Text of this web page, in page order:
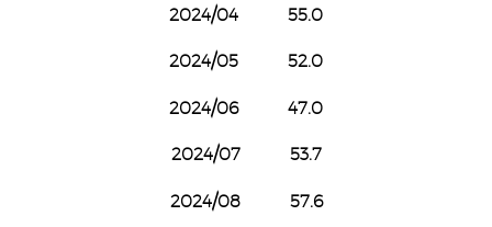
2024/04 55.0
2024/05 52.0
2024/06 47.0
2024/07 53.7
2024/08 57.6